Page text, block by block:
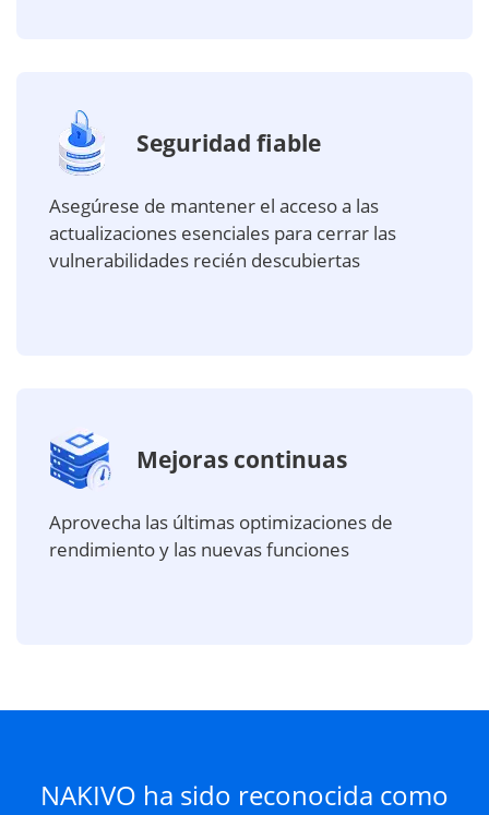
Seguridad fiable
Asegúrese de mantener el acceso a las
actualizaciones esenciales para cerrar las
vulnerabilidades recién descubiertas
Mejoras continuas
Aprovecha las últimas optimizaciones de
rendimiento y las nuevas funciones
NAKIVO ha sido reconocida como